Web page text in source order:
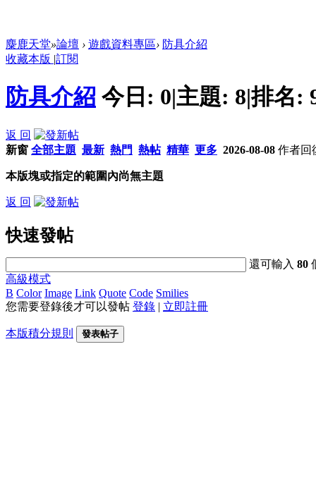
麋鹿天堂»論壇 › 遊戲資料專區› 防具介紹
收藏本版 |訂閱
防具介紹 今日: 0|主題: 8|排名:
返 回
新窗 全部主題 最新 熱門 熱帖 精華 更多 2026-08-08 作者回
本版塊或指定的範圍內尚無主題
返 回
快速發帖
還可輸入80
高級模式
B Color Image Link Quote Code Smilies
您需要登錄後才可以發帖 登錄 | 立即註冊
本版積分規則 發表帖子